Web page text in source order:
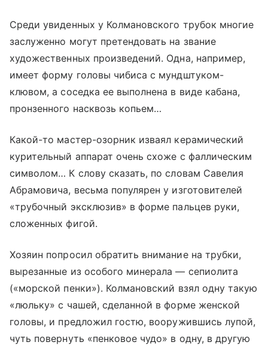
Среди увиденных у Колмановского трубок многие
заслуженно могут претендовать на звание
художественных произведений. Одна, например,
имеет форму головы чибиса с мундштуком-
клювом, а соседка ее выполнена в виде кабана,
пронзенного насквозь копьем…
Какой-то мастер-озорник изваял керамический
курительный аппарат очень схоже с фаллическим
символом… К слову сказать, по словам Савелия
Абрамовича, весьма популярен у изготовителей
«трубочный эксклюзив» в форме пальцев руки,
сложенных фигой.
Хозяин попросил обратить внимание на трубки,
вырезанные из особого минерала — сепиолита
(«морской пенки»). Колмановский взял одну такую
«люльку» с чашей, сделанной в форме женской
головы, и предложил гостю, вооружившись лупой,
чуть повернуть «пенковое чудо» в одну, в другую